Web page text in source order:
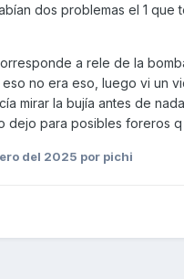
dos problemas el 1
a rele de la
no era eso, luego vi un
mirar la bujía antes de
dejo para posibles foreros
del 2025 por pichi